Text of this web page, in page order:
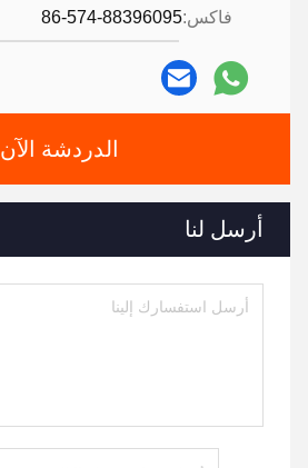
فاكس:86-574-88396095
الدردشة الآن
أرسل لنا